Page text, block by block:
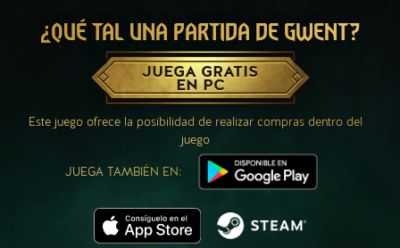
¿QUÉ TAL UNA PARTIDA DE GWENT?
JUEGA GRATIS
EN PC
Este juego ofrece la posibilidad de realizar compras dentro del
juego
JUEGA TAMBIÉN EN: